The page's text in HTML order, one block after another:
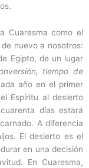
Cuaresma como el
nuevo a nosotros:
Egipto, de un lugar
tiempo de
año en el primer
Espíritu al desierto
días estará
A diferencia
El desierto es el
en una decisión
En Cuaresma,